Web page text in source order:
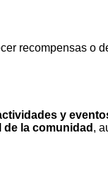
recompensas o
y
de la comunidad ,